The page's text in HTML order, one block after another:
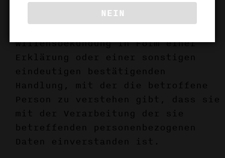
informierter Weise und
Willensbekundung in Form einer
Erklärung oder einer sonstigen
eindeutigen bestätigenden
Handlung, mit der die betroffene
Person zu verstehen gibt, dass sie
mit der Verarbeitung der sie
betreffenden personenbezogenen
Daten einverstanden ist.
NEIN